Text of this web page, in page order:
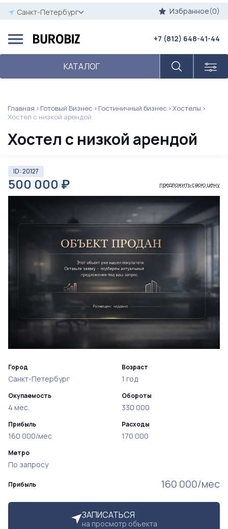
Санкт-Петербург Избранное(0)
КАТАЛОГ
+7 (812) 648-41-44
Главная Готовый Бизнес Гостиничный бизнес
Хостелы
Хостел с низкой арендой
Хостел с низкой арендой
ID: 20127
500 000 ₽ предложить свою цену
Прибыль 160 000/мес
ЗАПИСАТЬСЯ
на просмотр объекта
Город
Санкт-Петербург
Окупаемость
4 мес.
Прибыль
160 000/мес
Возраст
1 год
Обороты
330 000
Расходы
170 000
Метро
По запросу